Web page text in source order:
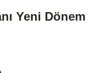
Yeni Dönem